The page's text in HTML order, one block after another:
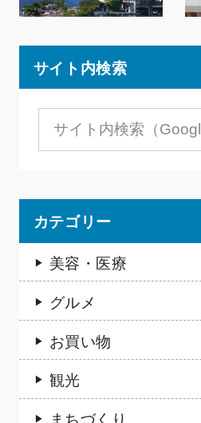
サイト内検索
カテゴリー
美容・医療
グルメ
お買い物
観光
まちづくり